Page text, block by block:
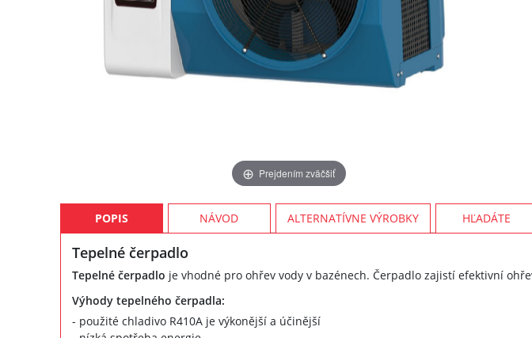
Prejdením zväčšiť
POPIS NÁVOD ALTERNATÍVNE VÝROBKY HĽADÁTE
Tepelné čerpadlo
Tepelné čerpadlo je vhodné pro ohřev vody v bazénech. Čerpadlo zajistí efektivní
Výhody tepelného čerpadla:
- použité chladivo R410A je výkonější a účinější